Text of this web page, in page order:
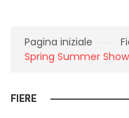
Pagina iniziale
Spring Summer Show
FIERE